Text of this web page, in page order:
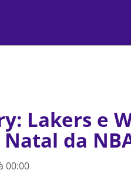
Lakers e
da
00:00